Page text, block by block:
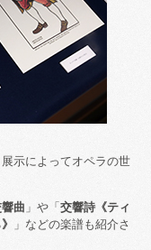
示によってオペラの世
曲 」や「交響詩《ティ
」などの楽譜も紹介さ